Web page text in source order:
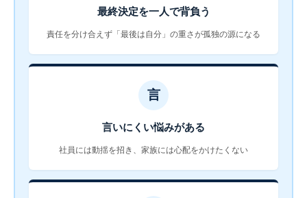
最終決定を一人で背負う
責任を分け合えず「最後は自分」の重さが孤独の源になる
言
言いにくい悩みがある
社員には動揺を招き、家族には心配をかけたくない